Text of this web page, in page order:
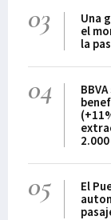
03
Una
el
la
04
05
El